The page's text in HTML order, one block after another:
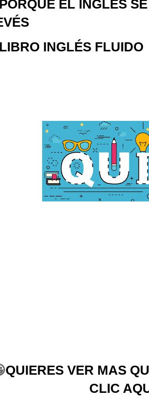
EL INGLÉS
LIBRO INGLÉS FLUIDO
QUIERES VER MAS
CLIC